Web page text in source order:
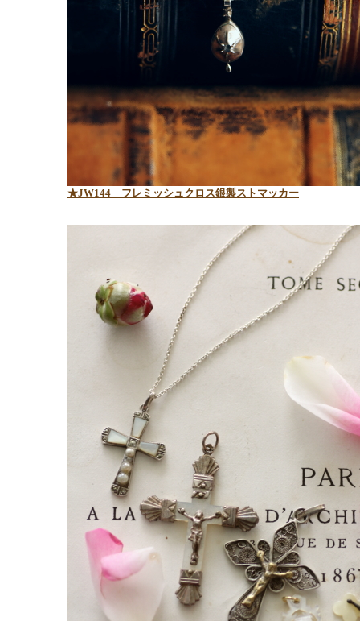
★JW144 フレミッシュクロス銀製ストマッカー